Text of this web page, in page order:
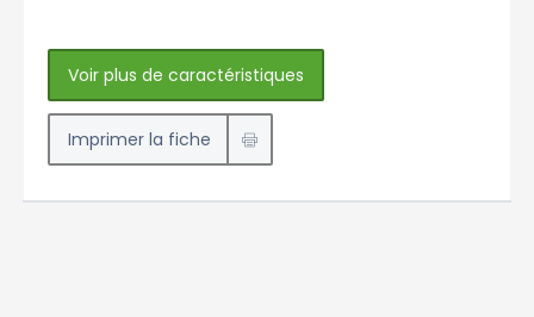
Voir plus de caractéristiques
Imprimer la fiche